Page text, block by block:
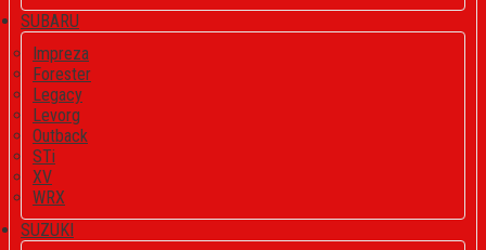
SUBARU
Impreza
Forester
Legacy
Levorg
Outback
STi
XV
WRX
SUZUKI